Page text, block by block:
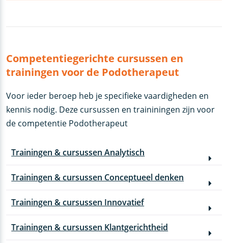
Competentiegerichte cursussen en
trainingen voor de Podotherapeut
Voor ieder beroep heb je specifieke vaardigheden en
kennis nodig. Deze cursussen en traininingen zijn voor
de competentie Podotherapeut
Trainingen & cursussen Analytisch
Trainingen & cursussen Conceptueel denken
Trainingen & cursussen Innovatief
Trainingen & cursussen Klantgerichtheid